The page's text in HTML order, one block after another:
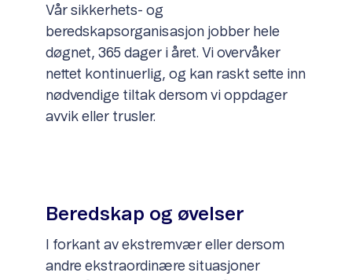
Vår sikkerhets- og
beredskapsorganisasjon jobber hele
døgnet, 365 dager i året. Vi overvåker
nettet kontinuerlig, og kan raskt sette inn
nødvendige tiltak dersom vi oppdager
avvik eller trusler.
Beredskap og øvelser
I forkant av ekstremvær eller dersom
andre ekstraordinære situasjoner